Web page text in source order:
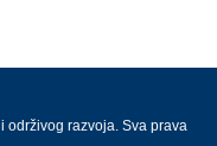
održivog razvoja. Sva prava